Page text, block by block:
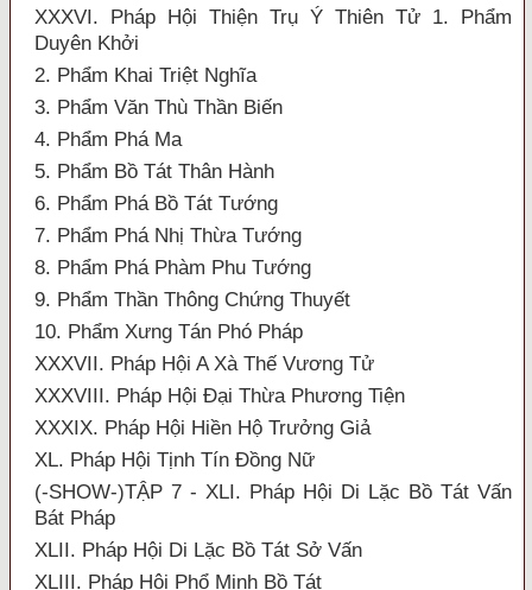
XXXVI. Pháp Hội Thiện Trụ Ý Thiên Tử 1. Phẩm
Duyên Khởi
2. Phẩm Khai Triệt Nghĩa
3. Phẩm Văn Thù Thần Biến
4. Phẩm Phá Ma
5. Phẩm Bồ Tát Thân Hành
6. Phẩm Phá Bồ Tát Tướng
7. Phẩm Phá Nhị Thừa Tướng
8. Phẩm Phá Phàm Phu Tướng
9. Phẩm Thần Thông Chứng Thuyết
10. Phẩm Xưng Tán Phó Pháp
XXXVII. Pháp Hội A Xà Thế Vương Tử
XXXVIII. Pháp Hội Đại Thừa Phương Tiện
XXXIX. Pháp Hội Hiền Hộ Trưởng Giả
XL. Pháp Hội Tịnh Tín Đồng Nữ
(-SHOW-)TẬP 7 - XLI. Pháp Hội Di Lặc Bồ Tát Vấn
Bát Pháp
XLII. Pháp Hội Di Lặc Bồ Tát Sở Vấn
XLIII. Pháp Hội Phổ Minh Bồ Tát